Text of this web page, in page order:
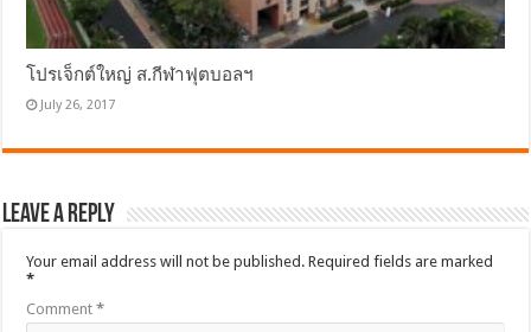
โปรเจ็กต์ใหญ่ ส.กีฬาฟุตบอลฯ
July 26, 2017
Leave a Reply
Your email address will not be published. Required fields are marked
*
Comment*